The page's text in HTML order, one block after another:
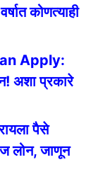
कोणत्याही
Apply:
अशा प्रकारे
पैसे
लोन, जाणून